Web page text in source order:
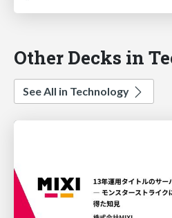
Other Decks in
See All in Technology